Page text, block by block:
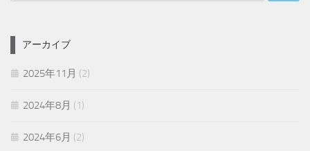
アーカイブ
2025年11月 (2)
2024年8月 (1)
2024年6月 (2)